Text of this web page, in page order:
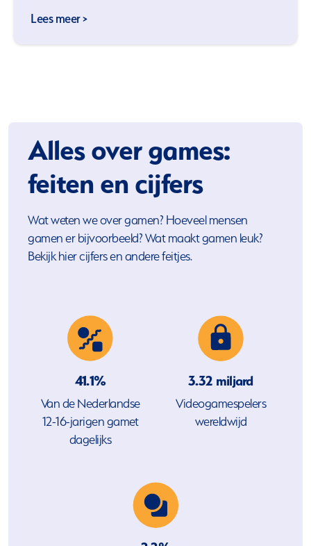
Lees meer >
Alles over games:
feiten en cijfers
Wat weten we over gamen? Hoeveel mensen
gamen er bijvoorbeeld? Wat maakt gamen leuk?
Bekijk hier cijfers en andere feitjes.
41.1%
Van de Nederlandse
12-16-jarigen gamet
dagelijks
3.32 miljard
Videogamespelers
wereldwijd